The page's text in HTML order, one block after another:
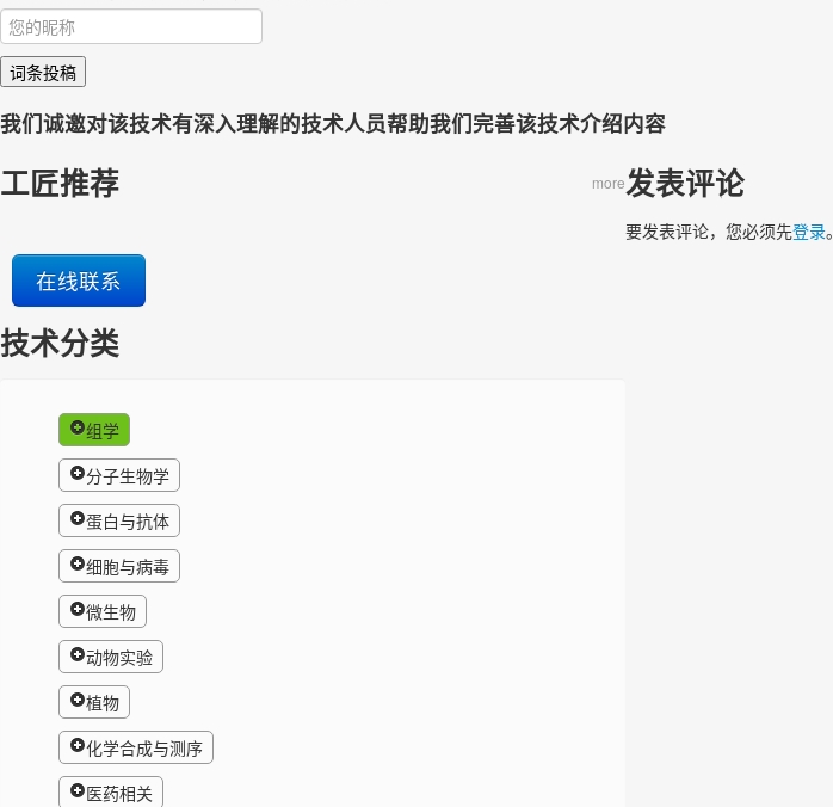
词条投稿
我们诚邀对该技术有深入理解的技术人员帮助我们完善该技术介绍内容
工匠推荐 more
在线联系
技术分类
组学
分子生物学
蛋白与抗体
细胞与病毒
微生物
动物实验
植物
化学合成与测序
医药相关
发表评论
要发表评论，您必须先登录。